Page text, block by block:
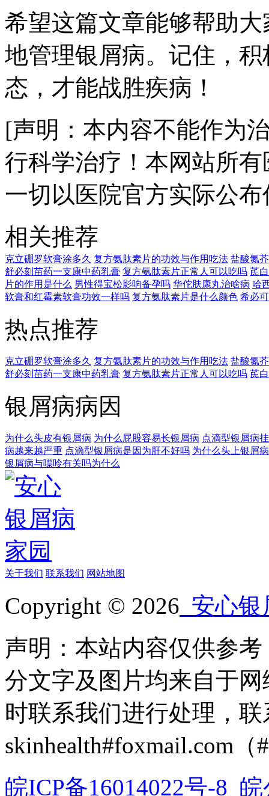
希望这篇文章能够帮助
地管理银屑病。记住，
态，才能战胜疾病！
[声明：本内容不能作为
行科学治疗！本网站所
一切以医院官方实际公
相关推荐
克立硼罗软膏涂多久 复方氨肽素片的功效与作用吃法 盐酸氮
舒必刻苗药一支康中药乳膏 复方氨肽素片正常人可以吃吗 芪
片的作用是什么 男性得宝松影响备孕吗 华佗肤康丸治啥病 哈
软膏和红霉素软膏功效一样吗 复方氨肽素片是什么颜色 希必
热点推荐
克立硼罗软膏涂多久 复方氨肽素片的功效与作用吃法 盐酸氮
舒必刻苗药一支康中药乳膏 复方氨肽素片正常人可以吃吗 芪
银屑病病因
为什么头皮有银屑病 为什么屁股容易长银屑病 点滴型银屑病
病越来越严重 点滴型银屑病是因为肝不好吗 为什么头上银屑
银屑病与嘌呤有关吗为什么
关于我们 联系我们 网站地图
Copyright © 2026 安心银
声明：本站内容仅供参
分文字及图片均来自于
时联系我们进行处理，
skinhealth#foxmail.com（
皖ICP备16014022号-8 皖